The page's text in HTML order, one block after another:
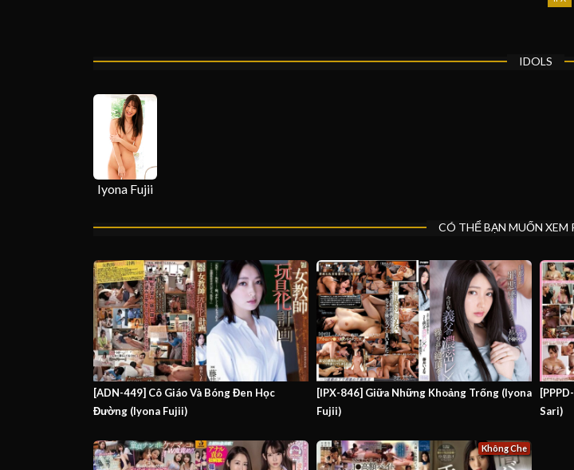
IDOLS
Iyona Fujii
CÓ THỂ BẠN MUỐN XEM
[ADN-449] Cô Giáo Và Bóng Đen Học
Đường (Iyona Fujii)
[IPX-846] Giữa Những Khoảng Trống (Iyona
Fujii)
Sari)
Không Che